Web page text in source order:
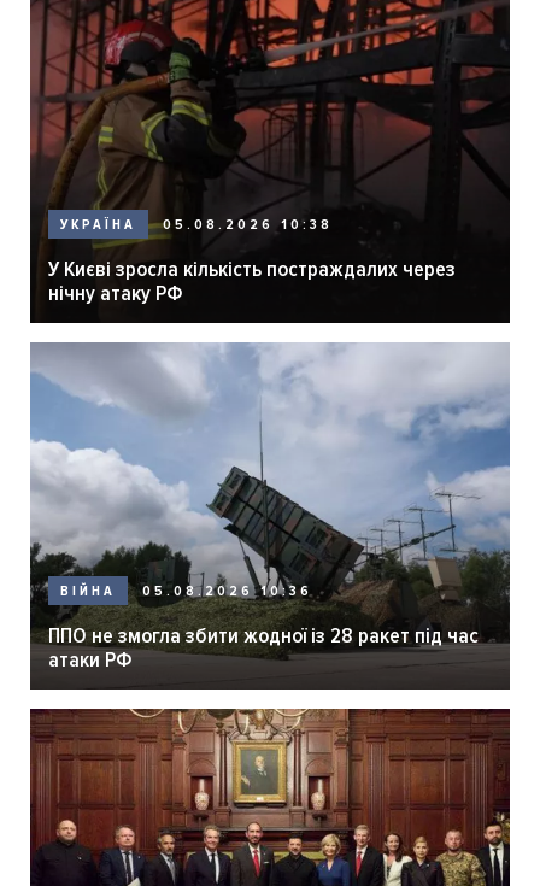
УКРАЇНА 05.08.2026 10:38
У Києві зросла кількість постраждалих через
нічну атаку РФ
ВІЙНА 05.08.2026 10:36
ППО не змогла збити жодної із 28 ракет під час
атаки РФ